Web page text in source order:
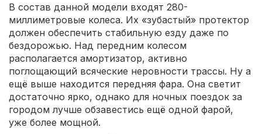
В состав данной модели входят 280-
миллиметровые колеса. Их «зубастый» протектор
должен обеспечить стабильную езду даже по
бездорожью. Над передним колесом
располагается амортизатор, активно
поглощающий всяческие неровности трассы. Ну а
ещё выше находится передняя фара. Она светит
достаточно ярко, однако для ночных поездок за
городом лучше обзавестись ещё одной фарой,
уже более мощной.